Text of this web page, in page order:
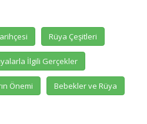
Rüya Çeşitleri
İlgili Gerçekler
Önemi Bebekler ve Rüya